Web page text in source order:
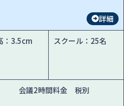
詳細
：3.5cm スクール：25名
会議2時間料金 税別